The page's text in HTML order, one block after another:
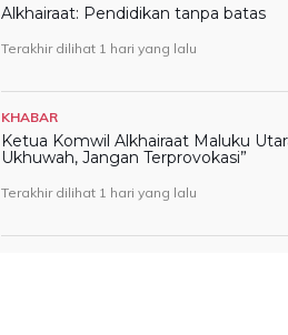
Alkhairaat: Pendidikan tanpa batas
Terakhir dilihat 1 hari yang lalu
KHABAR
Ketua Komwil Alkhairaat Maluku
Ukhuwah, Jangan Terprovokasi”
Terakhir dilihat 1 hari yang lalu